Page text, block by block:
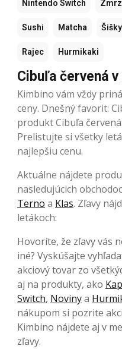
Nintendo Switch
Sushi Matcha Šišky
Rajec Hurmikaki
Cibuľa červená
Kimbino vám vždy
ceny. Dnešný favorit:
produkt Cibuľa
Prelistujte si všetky
najlepšiu cenu.
Aktuálne nájdete
nasledujúcich
Terno a Klas. Zľavy
letákoch:
Hovoríte, že zľavy vás
iné? Vyskúšajte
akciový tovar zo
aj na produkty, ako
Switch, Novinya
nákupom si pozrite
Kimbino nájdete aj v
zľavy.